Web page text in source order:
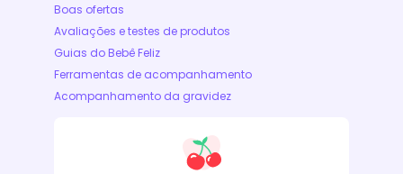
Boas ofertas
Avaliações e testes de produtos
Guias do Bebê Feliz
Ferramentas de acompanhamento
Acompanhamento da gravidez